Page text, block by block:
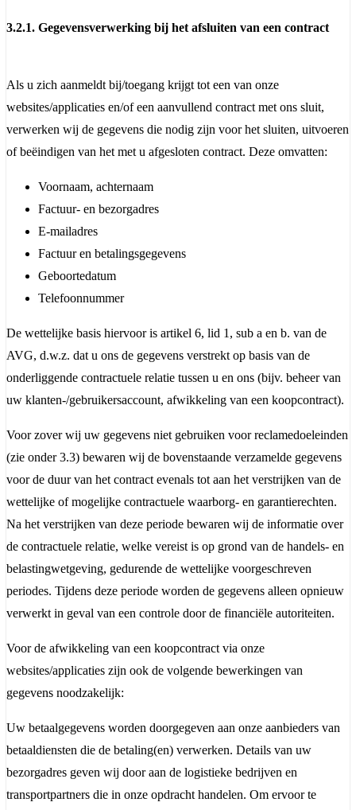
3.2.1. Gegevensverwerking bij het afsluiten van een contract
Als u zich aanmeldt bij/toegang krijgt tot een van onze
websites/applicaties en/of een aanvullend contract met ons sluit,
verwerken wij de gegevens die nodig zijn voor het sluiten, uitvoeren
of beëindigen van het met u afgesloten contract. Deze omvatten:
Voornaam, achternaam
Factuur- en bezorgadres
E-mailadres
Factuur en betalingsgegevens
Geboortedatum
Telefoonnummer
De wettelijke basis hiervoor is artikel 6, lid 1, sub a en b. van de
AVG, d.w.z. dat u ons de gegevens verstrekt op basis van de
onderliggende contractuele relatie tussen u en ons (bijv. beheer van
uw klanten-/gebruikersaccount, afwikkeling van een koopcontract).
Voor zover wij uw gegevens niet gebruiken voor reclamedoeleinden
(zie onder 3.3) bewaren wij de bovenstaande verzamelde gegevens
voor de duur van het contract evenals tot aan het verstrijken van de
wettelijke of mogelijke contractuele waarborg- en garantierechten.
Na het verstrijken van deze periode bewaren wij de informatie over
de contractuele relatie, welke vereist is op grond van de handels- en
belastingwetgeving, gedurende de wettelijke voorgeschreven
periodes. Tijdens deze periode worden de gegevens alleen opnieuw
verwerkt in geval van een controle door de financiële autoriteiten.
Voor de afwikkeling van een koopcontract via onze
websites/applicaties zijn ook de volgende bewerkingen van
gegevens noodzakelijk:
Uw betaalgegevens worden doorgegeven aan onze aanbieders van
betaaldiensten die de betaling(en) verwerken. Details van uw
bezorgadres geven wij door aan de logistieke bedrijven en
transportpartners die in onze opdracht handelen. Om ervoor te